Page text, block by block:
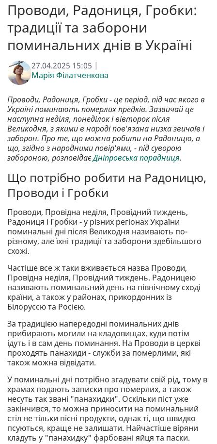
Проводи, Радониця, Гробки:
традиції та заборони
поминальних днів в Україні
27.04.2025 15:05 |
Марія Філатченкова
Проводи, Радониця, Гробки - це період, під час якого в
Україні поминають померлих предків. Зазвичай це
наступна неділя, понеділок і вівторок після
Великодня, з якими в народі пов'язана низка звичаїв і
заборон. Про те, що можна робити на Радоницю, а
що, згідно з народними повір'ями, - під суворою
забороною, розповідаєДніпровська порадниця.
Що потрібно робити на Радоницю,
Проводи і Гробки
Проводи, Провідна неділя, Провідний тиждень,
Радониця і Гробки - у різних регіонах України
поминальні дні після Великодня називають по-
різному, але їхні традиції та заборони здебільшого
схожі.
Частіше все ж таки вживається назва Проводи,
Провідна неділя, Провідний тиждень. Радоницею
називають поминальний день на північному сході
країни, а також у районах, прикордонних із
Білоруссю та Росією.
За традицією напередодні поминальних днів
прибирають могили на кладовищах, куди потім
ідуть і в сам день поминання. На Проводи в церкві
проходять панахиди - служби за померлими, які
також можна відвідати.
У поминальні дні потрібно згадувати свій рід, тому в
храмах подають записки про померлих, а також
несуть так звані "панахидки". Оскільки піст уже
закінчився, то можна приносити на поминальний
стіл не тільки пісні продукти, однак ті, що швидко
псуються, краще не залишати. Найчастіше віряни
кладуть у "панахидку" фарбовані яйця та паски.